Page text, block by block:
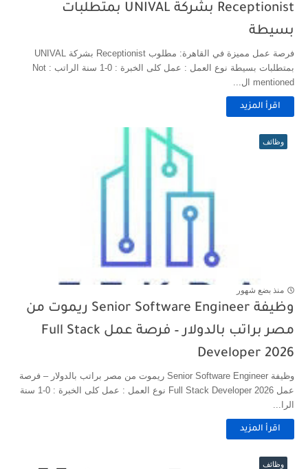
Receptionist بشركة UNIVAL بمتطلبات
بسيطة
فرصة عمل مميزة في القاهرة: مطلوب Receptionist بشركة UNIVAL
بمتطلبات بسيطة نوع العمل : عمل كلى الخبرة : 0-1 سنة الراتب : Not
mentioned ال...
اقرأ المزيد
وظائف
منذ بضع شهور
وظيفة Senior Software Engineer ريموت من
مصر براتب بالدولار – فرصة عمل Full Stack
Developer 2026
وظيفة Senior Software Engineer ريموت من مصر براتب بالدولار – فرصة
عمل Full Stack Developer 2026 نوع العمل : عمل كلى الخبرة : 0-1 سنة
الرا...
اقرأ المزيد
وظائف